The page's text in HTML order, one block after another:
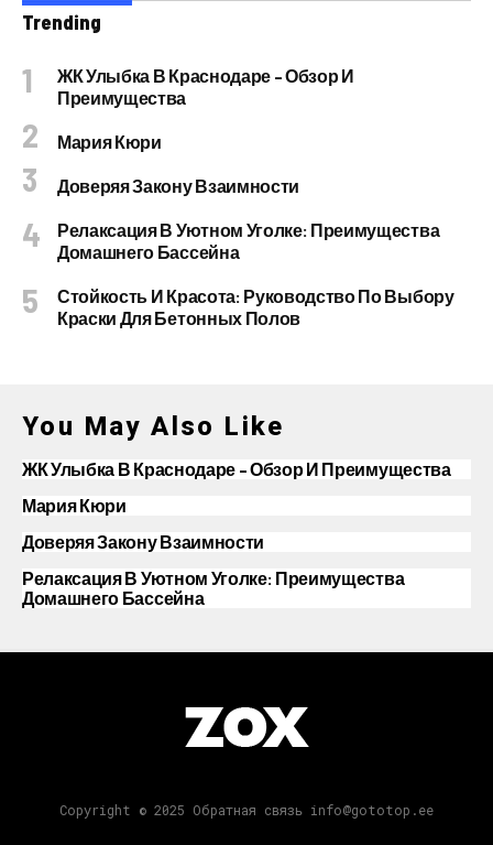
Trending
ЖК Улыбка В Краснодаре – Обзор И
Преимущества
Мария Кюри
Доверяя Закону Взаимности
Релаксация В Уютном Уголке: Преимущества
Домашнего Бассейна
Стойкость И Красота: Руководство По Выбору
Краски Для Бетонных Полов
You May Also Like
ЖК Улыбка В Краснодаре – Обзор И Преимущества
Мария Кюри
Доверяя Закону Взаимности
Релаксация В Уютном Уголке: Преимущества
Домашнего Бассейна
Copyright © 2025 Обратная связь info@gototop.ee